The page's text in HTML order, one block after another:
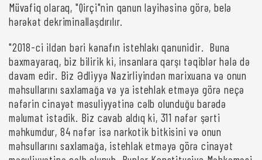
Müvafiq olaraq, "Qirçi"nin qanun layihəsinə görə, belə
hərəkət dekriminallaşdırılır.
"2018-ci ildən bəri kənafın istehlakı qanunidir. Buna
baxmayaraq, biz bilirik ki, insanlara qarşı təqiblər hələ də
davam edir. Biz Ədliyyə Nazirliyindən marixuana və onun
məhsullarını saxlamağa və ya istehlak etməyə görə neçə
nəfərin cinayət məsuliyyətinə cəlb olunduğu barədə
məlumat istədik. Biz cavab aldıq ki, 311 nəfər şərti
məhkumdur, 84 nəfər isə narkotik bitkisini və onun
məhsullarını saxlamağa, istehlak etməyə görə cinayət